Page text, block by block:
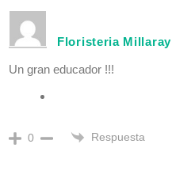
Floristeria Millaray
Un gran educador !!!
0 Respuesta